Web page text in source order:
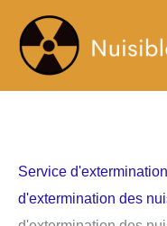
contenu
Service
d'extermination des